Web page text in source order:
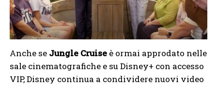
Anche se Jungle Cruise è ormai approdato nelle
sale cinematografiche e su Disney+ con accesso
VIP, Disney continua a condividere nuovi video